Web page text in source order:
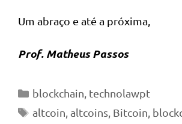
Um abraço e até a próxima,
Prof. Matheus Passos
Categorias
blockchain technolawpt
Tags
altcoin altcoins, Bitcoin